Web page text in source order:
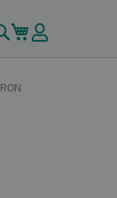
Buscar
Mi carrito